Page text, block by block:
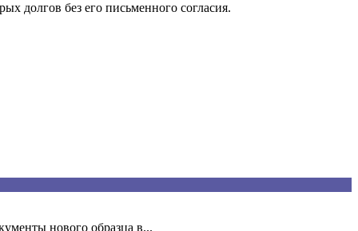
долгов без его письменного согласия.
нового образца в...